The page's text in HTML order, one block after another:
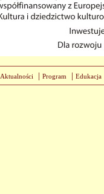
Aktualności | Program | Edukacja